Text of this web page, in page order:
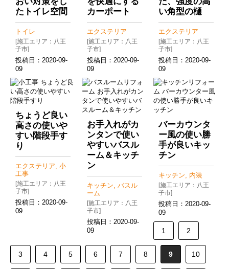
たトイレ空間
トイレ
[施工エリア：八王
子市]
投稿日： 2020-09-
09
カーポート
エクステリア
[施工エリア：八王
子市]
投稿日： 2020-09-
09
い角型の樋
エクステリア
[施工エリア：八王
子市]
投稿日： 2020-09-
09
ちょうど良い
高さの使いや
すい階段手す
り
エクステリア, 小
工事
[施工エリア：八王
子市]
投稿日： 2020-09-
09
お手入れがカ
ンタンで使い
やすいバスル
ーム＆キッチ
ン
キッチン, バスル
ーム
[施工エリア：八王
子市]
投稿日： 2020-09-
09
バーカウンタ
ー風の使い勝
手が良いキッ
チン
キッチン, 内装
[施工エリア：八王
子市]
投稿日： 2020-09-
09
1 2
3 4 5 6 7 8 9 10